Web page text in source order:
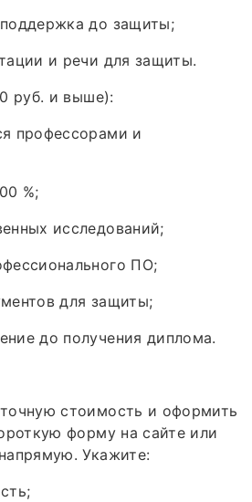
поддержка до защиты;
и речи для защиты.
руб. и выше):
профессорами и
%;
исследований;
ПО;
для защиты;
до получения диплома.
стоимость и оформить
форму на сайте или
Укажите: